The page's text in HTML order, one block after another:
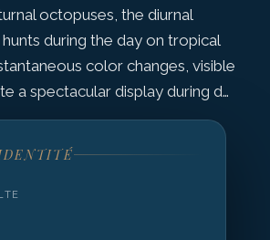
octopuses, the diurnal
during the day on tropical
color changes, visible
a spectacular display during d…